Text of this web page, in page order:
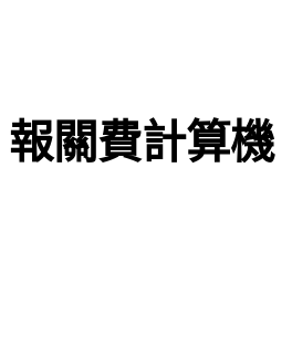
報關費計算機